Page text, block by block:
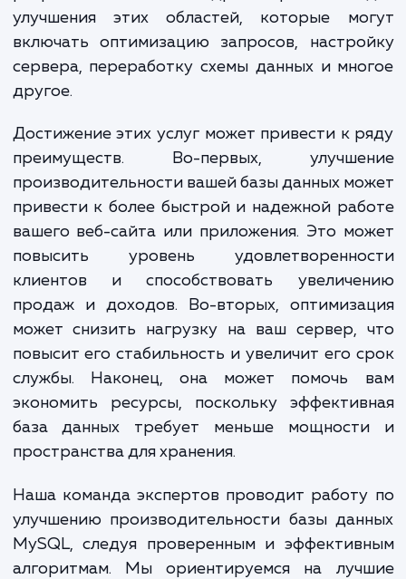
В процессе предоставления услуги
производительности базы данных
глубокого анализа вашей базы данных
производительности. Это позволяет
определить узкие места и области,
могут быть оптимизированы.
разрабатываем и внедряем решения
улучшения этих областей, которые
включать оптимизацию запросов,
сервера, переработку схемы данных и
другое.
Достижение этих услуг может привести к
преимуществ. Во-первых,
производительности вашей базы данных
вашего веб-сайта или приложения. Это
повысить уровень
клиентов и способствовать